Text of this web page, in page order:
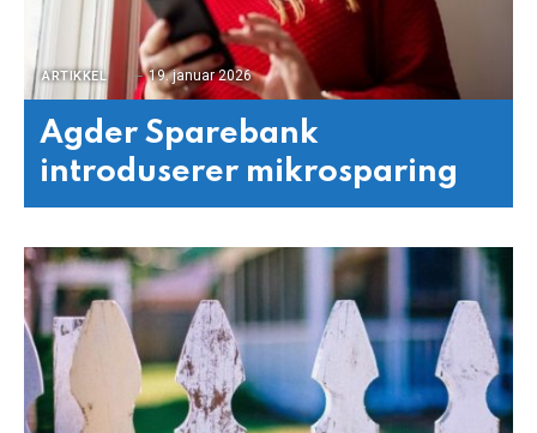
ARTIKKEL 19. januar 2026
Agder Sparebank
introduserer mikrosparing